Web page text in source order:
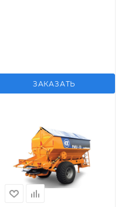
ЗАКАЗАТЬ